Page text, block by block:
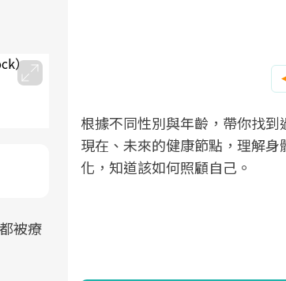
被療
「長
健康
際的
根據不同性別與年齡，帶你找到
現在、未來的健康節點，理解身
化，知道該如何照顧自己。